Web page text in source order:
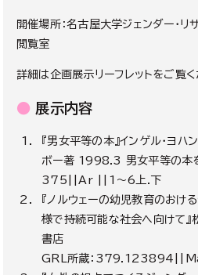
開催場所：名古屋大学ジェンダー・リ
閲覧室
詳細は企画展示リーフレットをご覧く
● 展示内容
『男女平等の本』インゲル・ヨハ
ボー著1998.3 男女平等の本
375||Ar ||1～6 上 下
『ノルウェーの幼児教育のおけ
様で持続可能な社会へ向けて』
書店
GRL 所蔵：